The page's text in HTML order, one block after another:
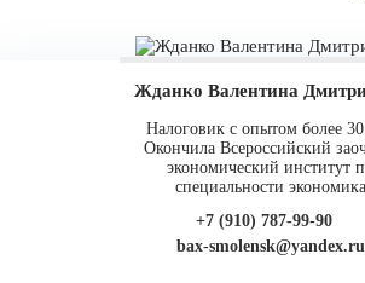
Жданко Валентина
Налоговик с опытом более 30
Окончила Всероссийский
экономический институт
специальности экономика
+7 (910) 787-99-90
bax-smolensk@yandex.ru